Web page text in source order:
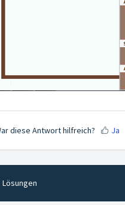
diese Antwort hilfreich? Ja
Lösungen